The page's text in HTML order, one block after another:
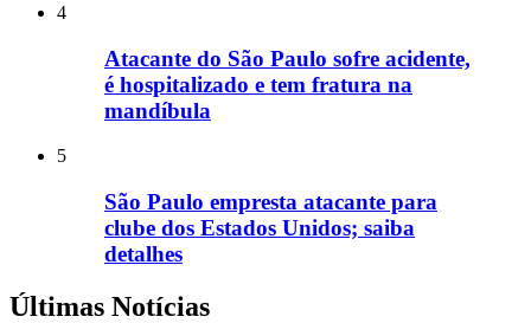
4
Atacante do São Paulo sofre acidente,
é hospitalizado e tem fratura na
mandíbula
5
São Paulo empresta atacante para
clube dos Estados Unidos; saiba
detalhes
Últimas Notícias